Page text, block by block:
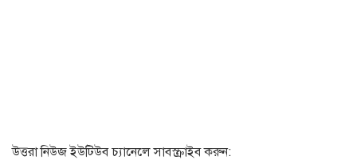
উত্তরা নিউজ ইউটিউব চ্যানেলে সাবস্ক্রাইব করুন: